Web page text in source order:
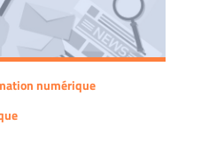
numérique